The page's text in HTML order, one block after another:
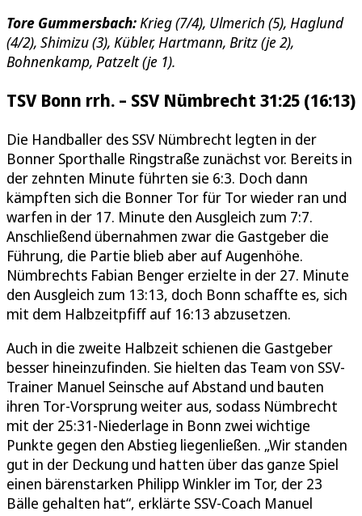
Tore Gummersbach:Krieg (7/4), Ulmerich (5), Haglund
(4/2), Shimizu (3), Kübler, Hartmann, Britz (je 2),
Bohnenkamp, Patzelt (je 1).
TSV Bonn rrh. – SSV Nümbrecht 31:25 (16:13)
Die Handballer des SSV Nümbrecht legten in der
Bonner Sporthalle Ringstraße zunächst vor. Bereits in
der zehnten Minute führten sie 6:3. Doch dann
kämpften sich die Bonner Tor für Tor wieder ran und
warfen in der 17. Minute den Ausgleich zum 7:7.
Anschließend übernahmen zwar die Gastgeber die
Führung, die Partie blieb aber auf Augenhöhe.
Nümbrechts Fabian Benger erzielte in der 27. Minute
den Ausgleich zum 13:13, doch Bonn schaffte es, sich
mit dem Halbzeitpfiff auf 16:13 abzusetzen.
Auch in die zweite Halbzeit schienen die Gastgeber
besser hineinzufinden. Sie hielten das Team von SSV-
Trainer Manuel Seinsche auf Abstand und bauten
ihren Tor-Vorsprung weiter aus, sodass Nümbrecht
mit der 25:31-Niederlage in Bonn zwei wichtige
Punkte gegen den Abstieg liegenließen. „Wir standen
gut in der Deckung und hatten über das ganze Spiel
einen bärenstarken Philipp Winkler im Tor, der 23
Bälle gehalten hat“, erklärte SSV-Coach Manuel